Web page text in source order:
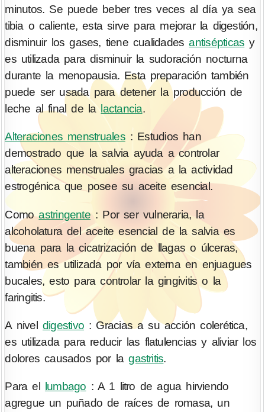
minutos. Se puede beber tres veces al día ya sea
tibia o caliente, esta sirve para mejorar la digestión,
disminuir los gases, tiene cualidadesantisépticas y
es utilizada para disminuir la sudoración nocturna
durante la menopausia. Esta preparación también
puede ser usada para detener la producción de
leche al final de la lactancia.
Alteraciones menstruales: Estudios han
demostrado que la salvia ayuda a controlar
alteraciones menstruales gracias a la actividad
estrogénica que posee su aceite esencial.
Comoastringente: Por ser vulneraria, la
alcoholatura del aceite esencial de la salvia es
buena para la cicatrización de llagas o úlceras,
también es utilizada por vía externa en enjuagues
bucales, esto para controlar la gingivitis o la
faringitis.
A nivel digestivo : Gracias a su acción colerética,
es utilizada para reducir las flatulencias y aliviar los
dolores causados por lagastritis.
Para el lumbago : A 1 litro de agua hirviendo
agregue un puñado de raíces de romasa, un